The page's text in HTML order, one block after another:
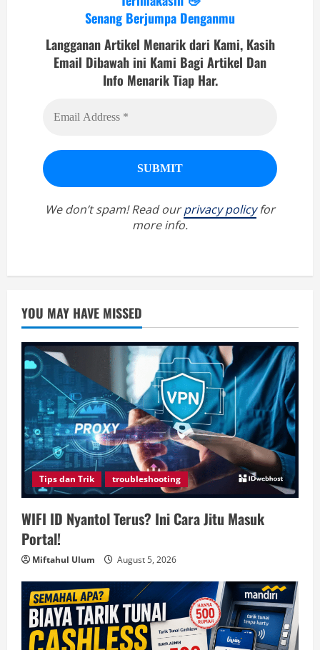
Senang Berjumpa Denganmu
Langganan Artikel Menarik dari Kami, Kasih
Email Dibawah ini Kami Bagi Artikel Dan
Info Menarik Tiap Har.
We don’t spam! Read ourprivacy policyfor
more info.
YOU MAY HAVE MISSED
Tips dan Trik troubleshooting
WIFI ID Nyantol Terus? Ini Cara Jitu Masuk
Portal!
Miftahul Ulum August 5, 2026